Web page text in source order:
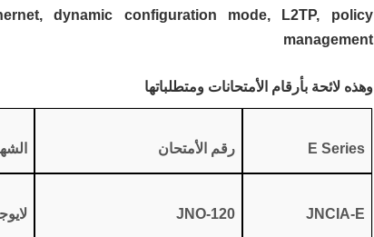
dynamic configuration mode, L2TP, policy
management
وهذه لائحة بأرقام الأمتحانات ومتطلباتها
E Series رقم الأمتحان
JNCIA-E
JNO-120